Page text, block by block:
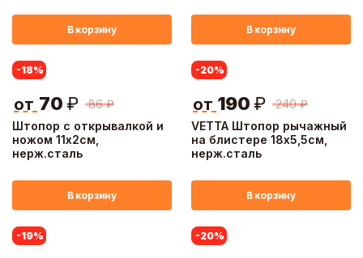
В корзину В корзину
Штопор с открывалкой и
ножом 11х2см,
нерж.сталь
-18%
86 ₽
от 70 ₽
В корзину
VETTA Штопор рычажный
на блистере 18х5,5см,
нерж.сталь
-20%
240 ₽
от 190 ₽
В корзину
-19% -20%